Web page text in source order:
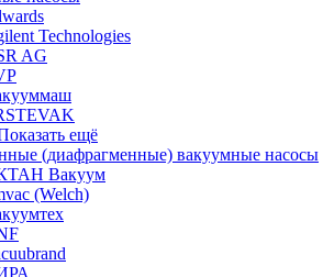
Technologies
AG
ещё
(диафрагменные) вакуумные насосы
Вакуум
(Welch)